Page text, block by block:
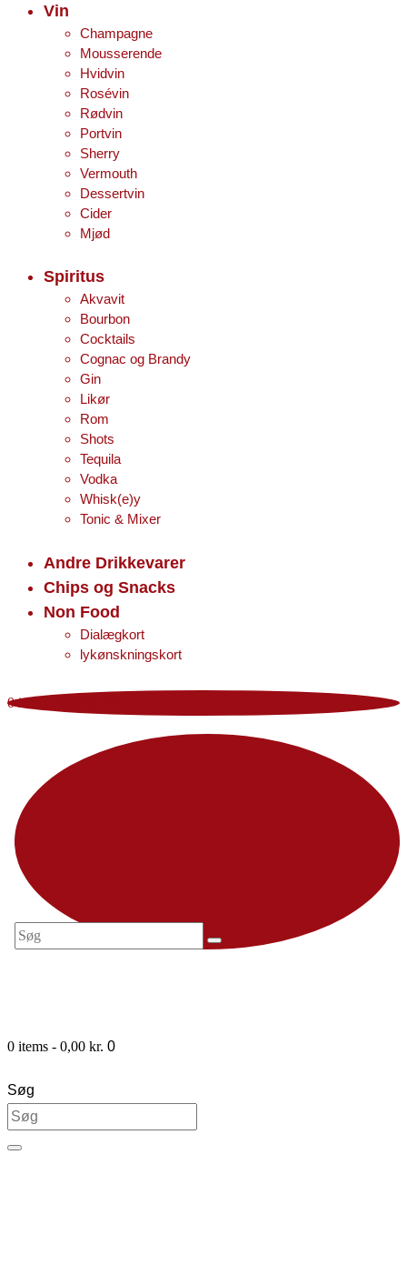
Vin
Champagne
Mousserende
Hvidvin
Rosévin
Rødvin
Portvin
Sherry
Vermouth
Dessertvin
Cider
Mjød
Spiritus
Akvavit
Bourbon
Cocktails
Cognac og Brandy
Gin
Likør
Rom
Shots
Tequila
Vodka
Whisk(e)y
Tonic & Mixer
Andre Drikkevarer
Chips og Snacks
Non Food
Dialægkort
lykønskningskort
0 items
0 items - 0,00 kr. 0
Søg